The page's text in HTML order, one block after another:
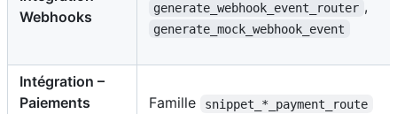
Webhooks
generate_webhook_event_router ,
generate_mock_webhook_event
Intégration –
Paiements
Famille snippet_*_payment_route